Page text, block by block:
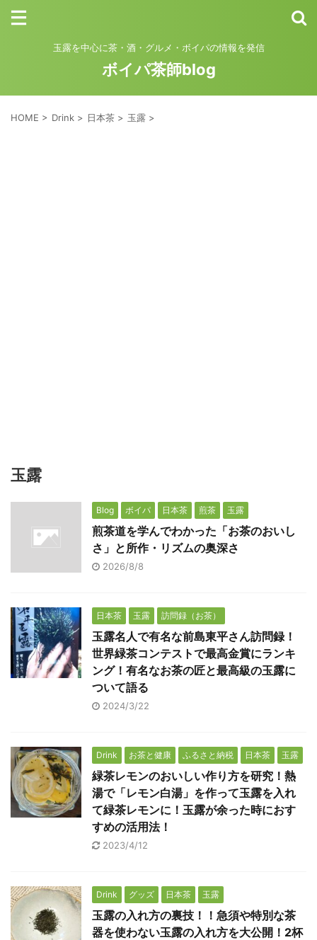
玉露を中心に茶・酒・グルメ・ボイパの情報を発信
ボイパ茶師blog
HOME > Drink > 日本茶 > 玉露 >
玉露
Blog ボイパ 日本茶 煎茶 玉露
煎茶道を学んでわかった「お茶のおいし
さ」と所作・リズムの奥深さ
2026/8/8
日本茶 玉露 訪問録（お茶）
玉露名人で有名な前島東平さん訪問録！
世界緑茶コンテストで最高金賞にランキ
ング！有名なお茶の匠と最高級の玉露に
ついて語る
2024/3/22
Drink お茶と健康 ふるさと納税 日本茶 玉露
緑茶レモンのおいしい作り方を研究！熱
湯で「レモン白湯」を作って玉露を入れ
て緑茶レモンに！玉露が余った時におす
すめの活用法！
2023/4/12
Drink グッズ 日本茶 玉露
玉露の入れ方の裏技！！急須や特別な茶
器を使わない玉露の入れ方を大公開！2杯